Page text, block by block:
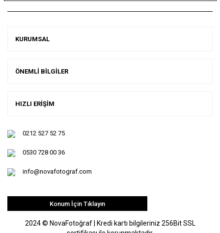
KURUMSAL
ÖNEMLİ BİLGİLER
HIZLI ERİŞİM
0212 527 52 75
0530 728 00 36
info@novafotograf.com
Konum İçin Tıklayın
2024 © NovaFotoğraf | Kredi kartı bilgileriniz 256Bit SSL